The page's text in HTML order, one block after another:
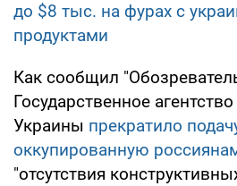
до $8 тыс. на фурах с
продуктами
Как сообщил
Государственное
Украины прекратило
оккупированную
"отсутствия